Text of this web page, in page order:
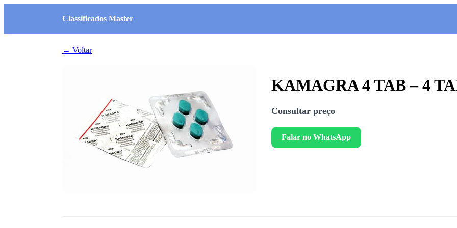
Classificados Master
← Voltar
KAMAGRA 4 TAB – 4
Consultar preço
Falar no WhatsApp